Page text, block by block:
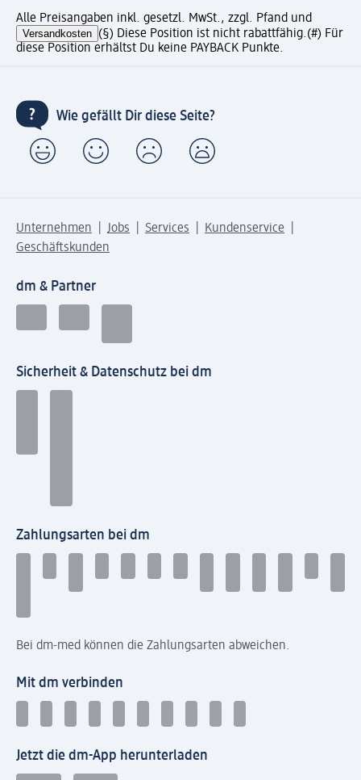
Alle Preisangaben inkl. gesetzl. MwSt., zzgl. Pfand und
Versandkosten (§) Diese Position ist nicht rabattfähig.(#) Für
diese Position erhältst Du keine PAYBACK Punkte.
Wie gefällt Dir diese Seite?
Unternehmen Jobs Services
Kundenservice
Geschäftskunden
dm & Partner
Sicherheit & Datenschutz bei dm
Zahlungsarten bei dm
Bei dm-med können die Zahlungsarten abweichen.
Mit dm verbinden
Jetzt die dm-App herunterladen